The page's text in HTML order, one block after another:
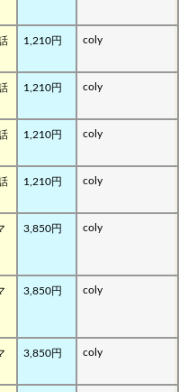
1,210円 coly
1,210円 coly
1,210円 coly
1,210円 coly
3,850円 coly
3,850円 coly
3,850円 coly